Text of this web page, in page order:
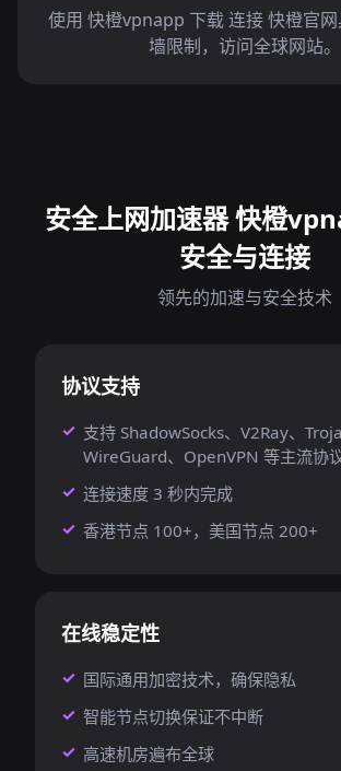
使用 快橙vpnapp 下载 连接 快橙官
墙限制，访问全球网站。
安全上网加速器 快橙
安全与连接
领先的加速与安全技术
协议支持
支持 ShadowSocks、V2Ray、
WireGuard、OpenVPN 等主流协
连接速度 3 秒内完成
香港节点 100+，美国节点 200+
在线稳定性
国际通用加密技术，确保隐私
智能节点切换保证不中断
高速机房遍布全球